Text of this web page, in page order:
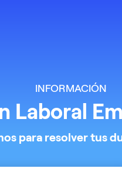
INFORMACIÓN
Laboral
para resolver tus